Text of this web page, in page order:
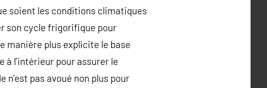
soient les conditions climatiques
son cycle frigorifique pour
manière plus explicite le base
à l’intérieur pour assurer le
pas avoué non plus pour